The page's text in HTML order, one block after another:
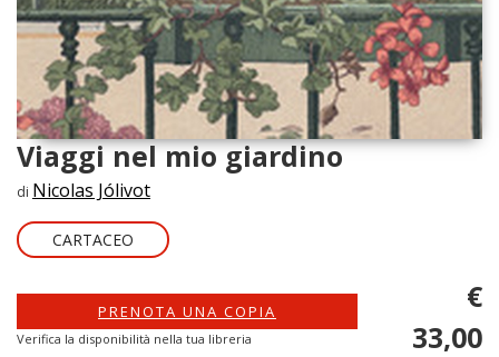
Viaggi nel mio giardino
di Nicolas Jólivot
CARTACEO
PRENOTA UNA COPIA
Verifica la disponibilità nella tua libreria
€
33,00